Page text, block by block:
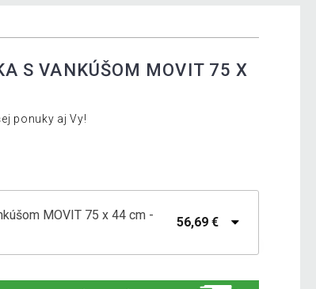
S VANKÚŠOM MOVIT 75 X
ponuky aj Vy!
MOVIT 75 x 44 cm -
56,69 €